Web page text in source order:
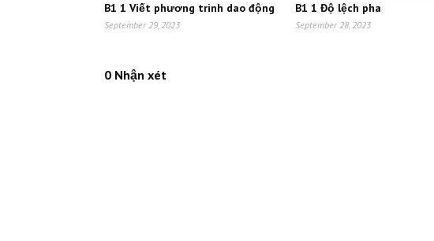
B1 1 Viết phương trinh dao động
September 29, 2023
B1 1 Độ lệch pha
September 28, 2023
0 Nhận xét